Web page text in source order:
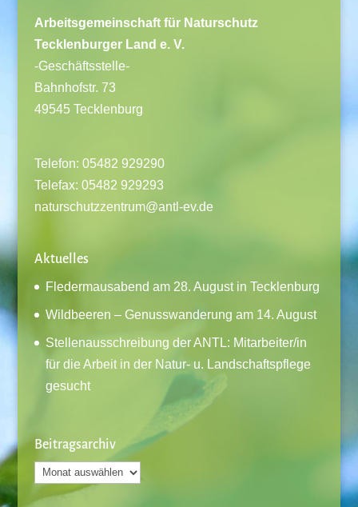
Arbeitsgemeinschaft für Naturschutz
Tecklenburger Land e. V.
-Geschäftsstelle-
Bahnhofstr. 73
49545 Tecklenburg
Telefon: 05482 929290
Telefax: 05482 929293
naturschutzzentrum@antl-ev.de
Aktuelles
Fledermausabend am 28. August in Tecklenburg
Wildbeeren – Genusswanderung am 14. August
Stellenausschreibung der ANTL: Mitarbeiter/in
für die Arbeit in der Natur- u. Landschaftspflege
gesucht
Beitragsarchiv
Beitragsarchiv